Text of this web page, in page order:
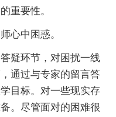
重要性。
心中困惑。
疑环节，对困扰一线
通过与专家的留言答
目标。对一些现实存
。尽管面对的困难很